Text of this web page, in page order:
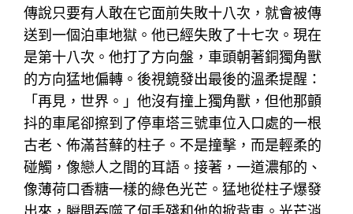
傳說只要有人敢在它面前失敗十八次，就會被傳
送到一個泊車地獄。他已經失敗了十七次。現在
是第十八次。他打了方向盤，車頭朝著銅獨角獸
的方向猛地偏轉。後視鏡發出最後的溫柔提醒：
「再見，世界。」他沒有撞上獨角獸，但他那顫
抖的車尾卻擦到了停車塔三號車位入口處的一根
古老、佈滿苔蘚的柱子。不是撞擊，而是輕柔的
碰觸，像戀人之間的耳語。接著，一道濃郁的、
像薄荷口香糖一樣的綠色光芒。猛地從柱子爆發